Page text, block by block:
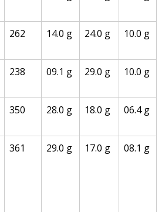
262 14.0 g 24.0 g 10.0 g
238 09.1 g 29.0 g 10.0 g
350 28.0 g 18.0 g 06.4 g
361 29.0 g 17.0 g 08.1 g